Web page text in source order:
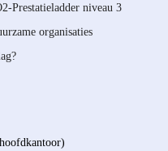
Prestatieladder niveau 3
organisaties